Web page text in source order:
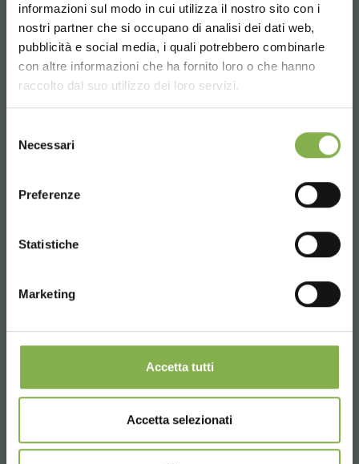
informazioni sul modo in cui utilizza il nostro sito con i
nostri partner che si occupano di analisi dei dati web,
pubblicità e social media, i quali potrebbero combinarle
con altre informazioni che ha fornito loro o che hanno
raccolto dal suo utilizzo dei loro servizi.
delNecessari
Preferenze
Statistiche
Marketing
Accetta tutti
Accetta selezionati
Choose the country you are in and your
language for a better browsing experience
info@orlandelli.it
Over 40 years of experience